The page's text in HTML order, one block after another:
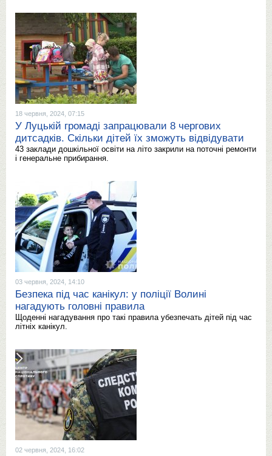
18 червня, 2024, 07:15
У Луцькій громаді запрацювали 8 чергових
дитсадків. Скільки дітей їх зможуть відвідувати
43 заклади дошкільної освіти на літо закрили на поточні ремонти
і генеральне прибирання.
03 червня, 2024, 14:10
Безпека під час канікул: у поліції Волині
нагадують головні правила
Щоденні нагадування про такі правила убезпечать дітей під час
літніх канікул.
02 червня, 2024, 16:02